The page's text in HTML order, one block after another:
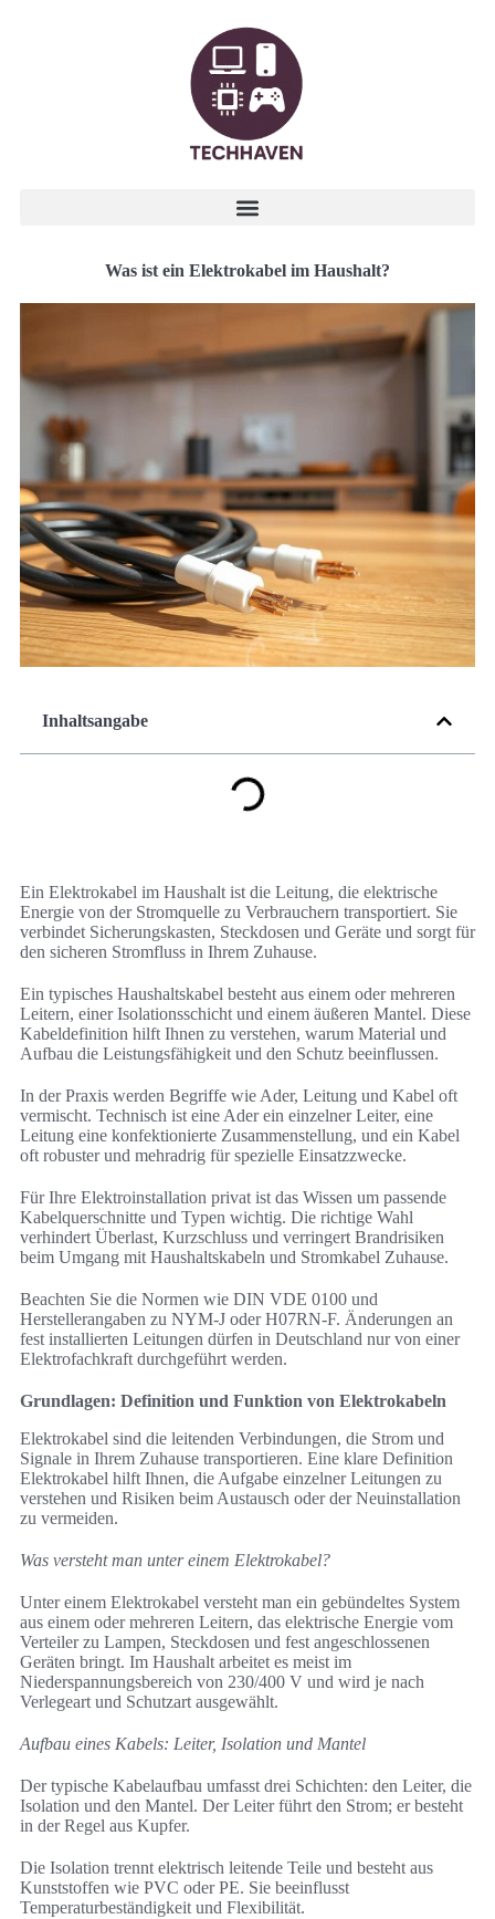
Was ist ein Elektrokabel im Haushalt?
Inhaltsangabe
Ein Elektrokabel im Haushalt ist die Leitung, die elektrische
Energie von der Stromquelle zu Verbrauchern transportiert. Sie
verbindet Sicherungskasten, Steckdosen und Geräte und sorgt für
den sicheren Stromfluss in Ihrem Zuhause.
Ein typisches Haushaltskabel besteht aus einem oder mehreren
Leitern, einer Isolationsschicht und einem äußeren Mantel. Diese
Kabeldefinition hilft Ihnen zu verstehen, warum Material und
Aufbau die Leistungsfähigkeit und den Schutz beeinflussen.
In der Praxis werden Begriffe wie Ader, Leitung und Kabel oft
vermischt. Technisch ist eine Ader ein einzelner Leiter, eine
Leitung eine konfektionierte Zusammenstellung, und ein Kabel
oft robuster und mehradrig für spezielle Einsatzzwecke.
Für Ihre Elektroinstallation privat ist das Wissen um passende
Kabelquerschnitte und Typen wichtig. Die richtige Wahl
verhindert Überlast, Kurzschluss und verringert Brandrisiken
beim Umgang mit Haushaltskabeln und Stromkabel Zuhause.
Beachten Sie die Normen wie DIN VDE 0100 und
Herstellerangaben zu NYM-J oder H07RN-F. Änderungen an
fest installierten Leitungen dürfen in Deutschland nur von einer
Elektrofachkraft durchgeführt werden.
Grundlagen: Definition und Funktion von Elektrokabeln
Elektrokabel sind die leitenden Verbindungen, die Strom und
Signale in Ihrem Zuhause transportieren. Eine klare Definition
Elektrokabel hilft Ihnen, die Aufgabe einzelner Leitungen zu
verstehen und Risiken beim Austausch oder der Neuinstallation
zu vermeiden.
Was versteht man unter einem Elektrokabel?
Unter einem Elektrokabel versteht man ein gebündeltes System
aus einem oder mehreren Leitern, das elektrische Energie vom
Verteiler zu Lampen, Steckdosen und fest angeschlossenen
Geräten bringt. Im Haushalt arbeitet es meist im
Niederspannungsbereich von 230/400 V und wird je nach
Verlegeart und Schutzart ausgewählt.
Aufbau eines Kabels: Leiter, Isolation und Mantel
Der typische Kabelaufbau umfasst drei Schichten: den Leiter, die
Isolation und den Mantel. Der Leiter führt den Strom; er besteht
in der Regel aus Kupfer.
Die Isolation trennt elektrisch leitende Teile und besteht aus
Kunststoffen wie PVC oder PE. Sie beeinflusst
Temperaturbeständigkeit und Flexibilität.